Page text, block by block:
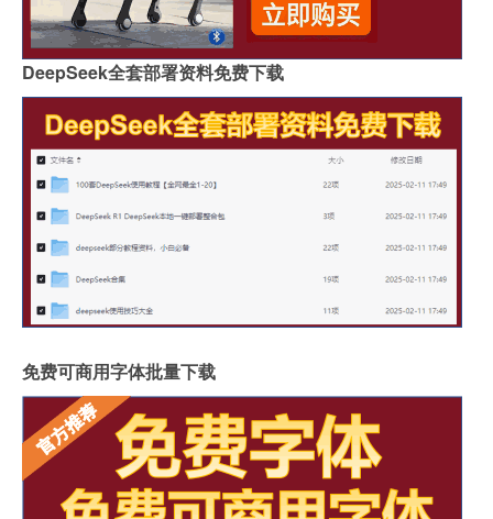
DeepSeek全套部署资料免费下载
免费可商用字体批量下载